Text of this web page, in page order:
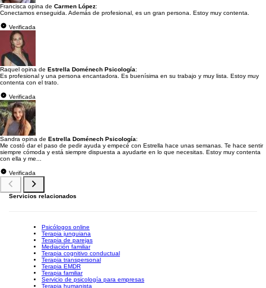
Francisca opina de Carmen López:
Conectamos enseguida. Además de profesional, es un gran persona. Estoy muy contenta.
Verificada
Raquel opina de Estrella Doménech Psicología:
Es profesional y una persona encantadora. Es buenísima en su trabajo y muy lista. Estoy muy
contenta con el trato.
Verificada
Sandra opina de Estrella Doménech Psicología:
Me costó dar el paso de pedir ayuda y empecé con Estrella hace unas semanas. Te hace sentir
siempre cómoda y está siempre dispuesta a ayudarte en lo que necesitas. Estoy muy contenta
con ella y me...
Verificada
Servicios relacionados
Psicólogos online
Terapia junguiana
Terapia de parejas
Mediación familiar
Terapia cognitivo conductual
Terapia transpersonal
Terapia EMDR
Terapia familiar
Servicio de psicología para empresas
Terapia humanista